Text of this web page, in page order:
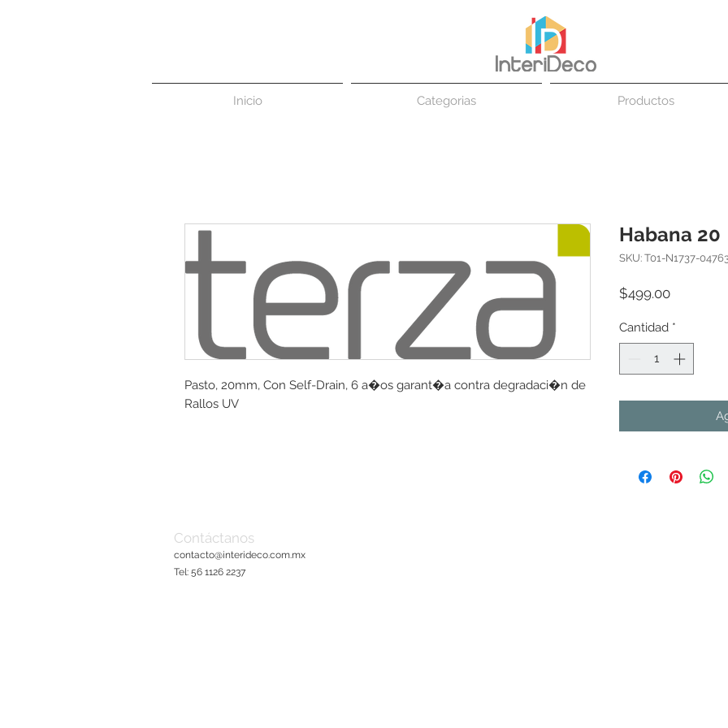
Inicio Categorias Productos
Pasto, 20mm, Con Self-Drain, 6 a�os garant�a contra degradaci�n de
Rallos UV
Habana 20
SKU: T01-N1737-
$499.00Precio
Cantidad *
Contáctanos
contacto@interideco.com .mx
Tel: 56 1126 2237